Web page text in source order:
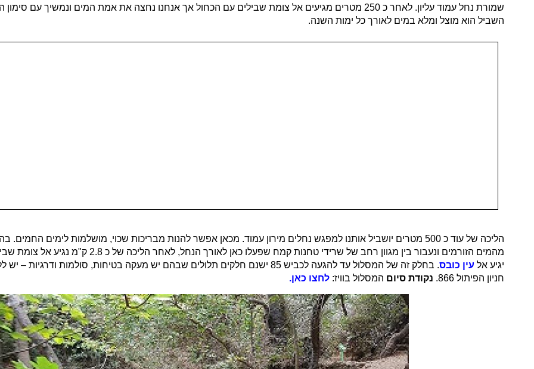
שמורת נחל עמוד עליון. לאחר כ 250 מטרים מגיעים אל צומת שבילים עם הכחול אך אנחנו נחצה את אמת המים ונמשיך
השביל הוא מוצל ומלא במים לאורך כל ימות השנה.
הליכה של עוד כ 500 מטרים יושביל אותנו למפגש נחלים מירון עמוד. מכאן אפשר להנות מבריכות שכוי, מושלמות לימים
מהמים הזורמים ונעבור בין מגוון רחב של שרידי טחנות
יגיע אל עין כובס. בחלק זה של המסלול עד להגעה לכביש 85 ישנם חלקים תלולים שבהם יש מעקה בטיחות, סולמות ודרגיות – יש ללכת בזהירות!
חניון הפיתול 866.
נקודת סיום המסלול בוויז: לחצו כאן.